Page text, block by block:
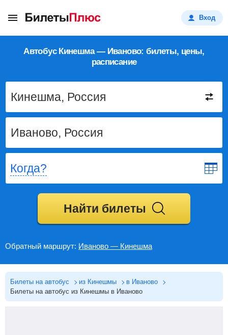
Вход
Автобус Кинешма — Иваново: билеты, цены,
расписание
Когда?
Найти билеты
Обратный маршрут: Иваново — Кинешма
Билеты на автобус из Кинешмы
в Иваново
Билеты на автобус из Кинешмы в Иваново